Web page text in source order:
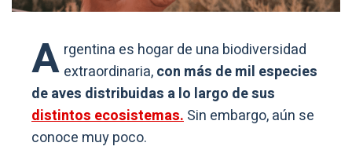
A rgentina es hogar de una biodiversidad
extraordinaria,con más de mil especies
de aves distribuidas a lo largo de sus
distintos ecosistemas.Sin embargo, aún se
conoce muy poco.